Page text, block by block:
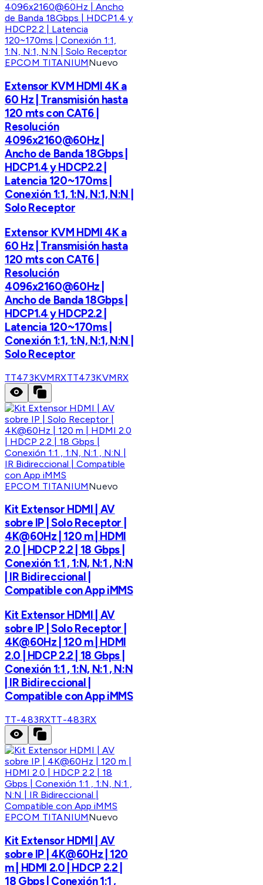
EPCOM TITANIUMNuevo
Extensor KVM HDMI 4K a
60 Hz | Transmisión hasta
120 mts con CAT6 |
Resolución
4096x2160@60Hz |
Ancho de Banda 18Gbps |
HDCP1.4 y HDCP2.2 |
Latencia 120~170ms |
Conexión 1:1, 1:N, N:1, N:N |
Solo Receptor
Extensor KVM HDMI 4K a
60 Hz | Transmisión hasta
120 mts con CAT6 |
Resolución
4096x2160@60Hz |
Ancho de Banda 18Gbps |
HDCP1.4 y HDCP2.2 |
Latencia 120~170ms |
Conexión 1:1, 1:N, N:1, N:N |
Solo Receptor
TT473KVMRXTT473KVMRX
EPCOM TITANIUMNuevo
Kit Extensor HDMI | AV
sobre IP | Solo Receptor |
4K@60Hz | 120 m | HDMI
2.0 | HDCP 2.2 | 18 Gbps |
Conexión 1:1 , 1:N, N:1 , N:N
| IR Bidireccional |
Compatible con App iMMS
Kit Extensor HDMI | AV
sobre IP | Solo Receptor |
4K@60Hz | 120 m | HDMI
2.0 | HDCP 2.2 | 18 Gbps |
Conexión 1:1 , 1:N, N:1 , N:N
| IR Bidireccional |
Compatible con App iMMS
TT-483RXTT-483RX
EPCOM TITANIUMNuevo
Kit Extensor HDMI | AV
sobre IP | 4K@60Hz | 120
m | HDMI 2.0 | HDCP 2.2 |
18 Gbps | Conexión 1:1 ,